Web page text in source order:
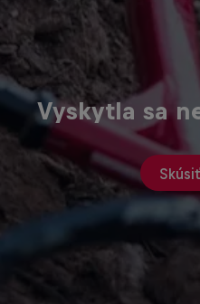
Vyskytla sa